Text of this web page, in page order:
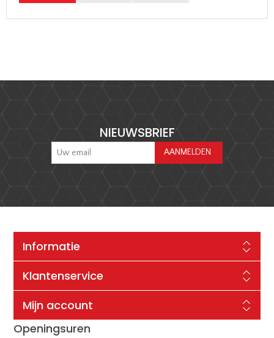
NIEUWSBRIEF
Informatie
Klantenservice
Mijn account
Openingsuren